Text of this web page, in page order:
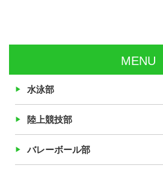
MENU
水泳部
陸上競技部
バレーボール部